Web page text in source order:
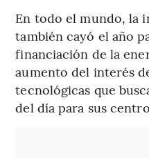
En todo el mundo, la
también cayó el año
financiación de la
aumento del interés
tecnológicas que
del día para sus